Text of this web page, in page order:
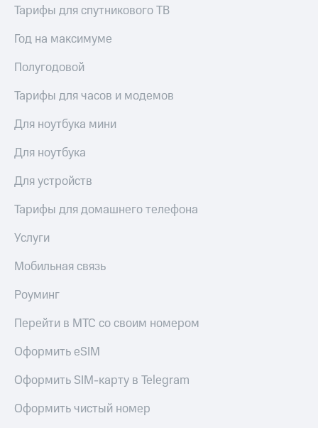
МТС
Накопления
Откладывайте
деньги
и получайте
доход 15%
Платежи
и
переводы
Пополнить
МТС
Настройки
номер
Оплата
и
ТВ
Переводы
телефона
Скидки
на смартфоны
при
со связью
Тарифы для спутникового ТВ
Год на максимуме
Полугодовой
Тарифы для часов и модемов
Для ноутбука мини
Для ноутбука
Для устройств
Тарифы для домашнего телефона
Услуги
Мобильная связь
Роуминг
Перейти в МТС со своим номером
Оформить eSIM
Оформить SIM-карту в Telegram
Оформить чистый номер